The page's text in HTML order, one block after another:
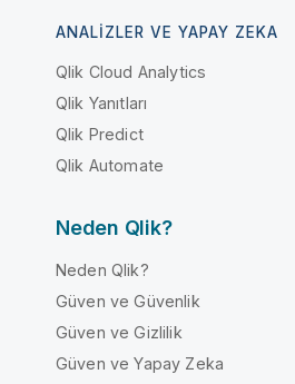
ANALIZLER VE YAPAY ZEKA
Qlik Cloud Analytics
Qlik Yanıtları
Qlik Predict
Qlik Automate
Neden Qlik?
Neden Qlik?
Güven ve Güvenlik
Güven ve Gizlilik
Güven ve Yapay Zeka